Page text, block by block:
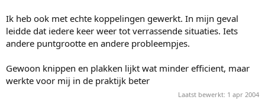
Ik heb ook met echte koppelingen gewerkt. In mijn geval
leidde dat iedere keer weer tot verrassende situaties. Iets
andere puntgrootte en andere probleempjes.
Gewoon knippen en plakken lijkt wat minder efficient, maar
werkte voor mij in de praktijk beter
Laatst bewerkt: 1 apr 2004